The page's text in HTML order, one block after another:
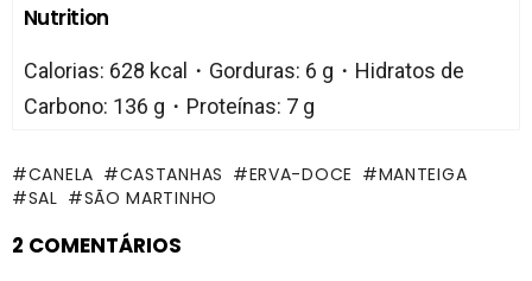
Nutrition
Calorias: 628 kcal・Gorduras: 6 g・Hidratos de
Carbono: 136 g・Proteínas: 7 g
CANELA CASTANHAS ERVA-DOCE
MANTEIGA
SAL
SÃO MARTINHO
2 COMENTÁRIOS